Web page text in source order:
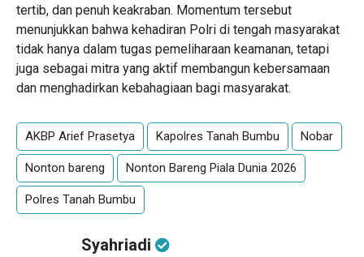
tertib, dan penuh keakraban. Momentum tersebut
menunjukkan bahwa kehadiran Polri di tengah masyarakat
tidak hanya dalam tugas pemeliharaan keamanan, tetapi
juga sebagai mitra yang aktif membangun kebersamaan
dan menghadirkan kebahagiaan bagi masyarakat.
AKBP Arief Prasetya Kapolres Tanah Bumbu Nobar
Nonton bareng Nonton Bareng Piala Dunia 2026
Polres Tanah Bumbu
Syahriadi